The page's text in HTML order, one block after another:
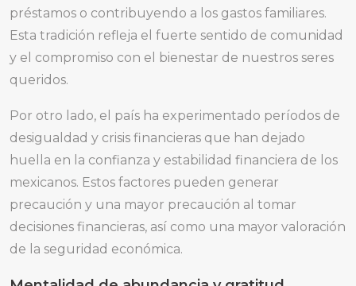
préstamos o contribuyendo a los gastos familiares.
Esta tradición refleja el fuerte sentido de comunidad
y el compromiso con el bienestar de nuestros seres
queridos.
Por otro lado, el país ha experimentado períodos de
desigualdad y crisis financieras que han dejado
huella en la confianza y estabilidad financiera de los
mexicanos. Estos factores pueden generar
precaución y una mayor precaución al tomar
decisiones financieras, así como una mayor valoración
de la seguridad económica.